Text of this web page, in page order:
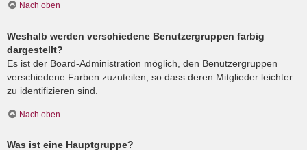
Nach oben
Weshalb werden verschiedene Benutzergruppen farbig
dargestellt?
Es ist der Board-Administration möglich, den Benutzergruppen
verschiedene Farben zuzuteilen, so dass deren Mitglieder leichter
zu identifizieren sind.
Nach oben
Was ist eine Hauptgruppe?